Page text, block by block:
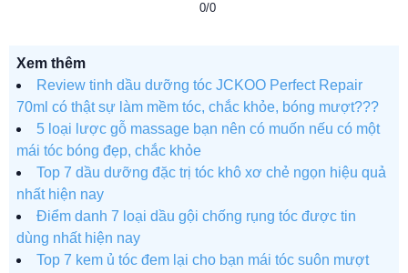
0/0
Xem thêm
Review tinh dầu dưỡng tóc JCKOO Perfect Repair
70ml có thật sự làm mềm tóc, chắc khỏe, bóng mượt???
5 loại lược gỗ massage bạn nên có muốn nếu có một
mái tóc bóng đẹp, chắc khỏe
Top 7 dầu dưỡng đặc trị tóc khô xơ chẻ ngọn hiệu quả
nhất hiện nay
Điểm danh 7 loại dầu gội chống rụng tóc được tin
dùng nhất hiện nay
Top 7 kem ủ tóc đem lại cho bạn mái tóc suôn mượt